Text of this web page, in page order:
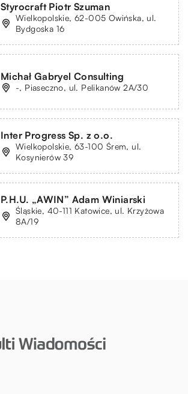
Styrocraft Piotr Szuman
Wielkopolskie, 62-005 Owińska, ul.
Bydgoska 16
Michał Gabryel Consulting
-, Piaseczno, ul. Pelikanów 2A/30
Inter Progress Sp. z o.o.
Wielkopolskie, 63-100 Śrem, ul.
Kosynierów 39
P.H.U. „AWIN” Adam Winiarski
Śląskie, 40-111 Katowice, ul. Krzyżowa
8A/19